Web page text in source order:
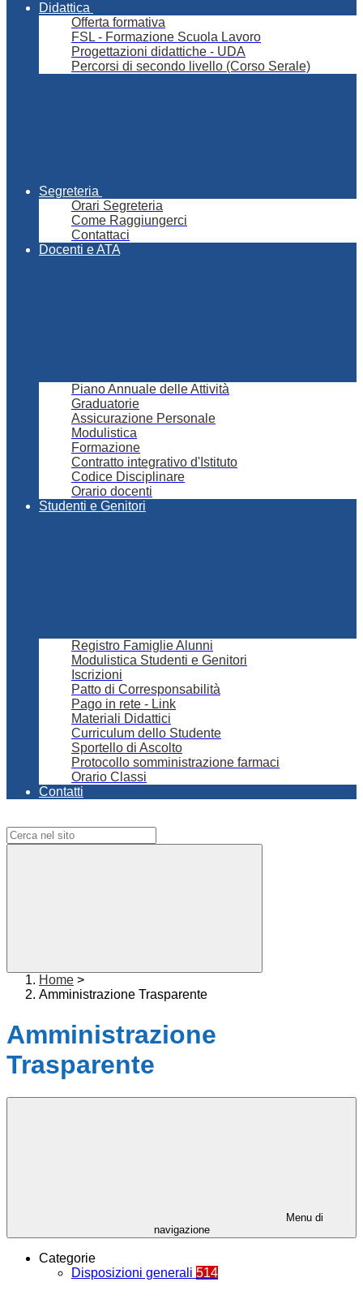
Didattica
Offerta formativa
FSL - Formazione Scuola Lavoro
Progettazioni didattiche - UDA
Percorsi di secondo livello (Corso Serale)
Segreteria
Orari Segreteria
Come Raggiungerci
Contattaci
Docenti e ATA
Piano Annuale delle Attività
Graduatorie
Assicurazione Personale
Modulistica
Formazione
Contratto integrativo d'Istituto
Codice Disciplinare
Orario docenti
Studenti e Genitori
Registro Famiglie Alunni
Modulistica Studenti e Genitori
Iscrizioni
Patto di Corresponsabilità
Pago in rete - Link
Materiali Didattici
Curriculum dello Studente
Sportello di Ascolto
Protocollo somministrazione farmaci
Orario Classi
Contatti
Home >
Amministrazione Trasparente
Amministrazione
Trasparente
Menu di
navigazione
Categorie
Disposizioni generali 514